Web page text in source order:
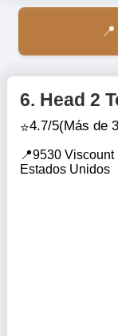
6. Head 2
4.7/5(Más de
9530 Viscount
Estados Unidos